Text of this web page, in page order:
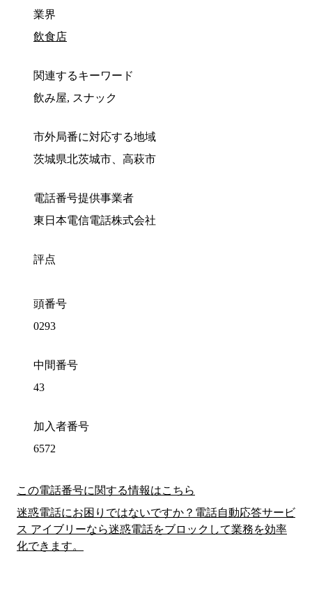
業界
飲食店
関連するキーワード
飲み屋, スナック
市外局番に対応する地域
茨城県北茨城市、高萩市
電話番号提供事業者
東日本電信電話株式会社
評点
頭番号
0293
中間番号
43
加入者番号
6572
この電話番号に関する情報はこちら
迷惑電話にお困りではないですか？電話自動応答サービ
ス アイブリーなら迷惑電話をブロックして業務を効率
化できます。